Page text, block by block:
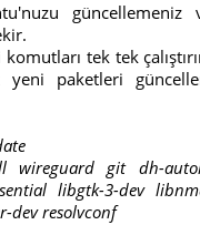
komutları tek tek
yeni paketleri
wireguard git dh-
libgtk-3-dev
dev resolvconf